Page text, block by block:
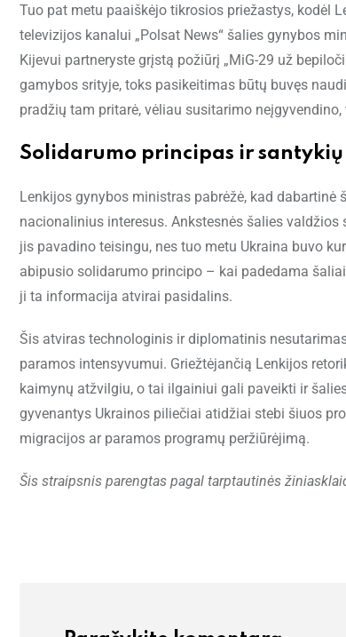
Tuo pat metu paaiškėjo tikrosios priežastys, kodėl
televizijos kanalui „Polsat News“ šalies gynybos
Kijevui partneryste grįstą požiūrį „MiG-29 už
gamybos srityje, toks pasikeitimas būtų buvęs
pradžių tam pritarė, vėliau susitarimo
Solidarumo principas ir santykių
Lenkijos gynybos ministras pabrėžė, kad
nacionalinius interesus. Ankstesnės šalies
jis pavadino teisingu, nes tuo metu Ukraina buvo
abipusio solidarumo principo – kai padedama
ji ta informacija atvirai pasidalins.
Šis atviras technologinis ir diplomatinis
paramos intensyvumui. Griežtėjančią Lenkijos
kaimynų atžvilgiu, o tai ilgainiui gali paveikti ir
gyvenantys Ukrainos piliečiai atidžiai stebi šiuos
migracijos ar paramos programų peržiūrėjimą.
Šis straipsnis parengtas pagal tarptautinės